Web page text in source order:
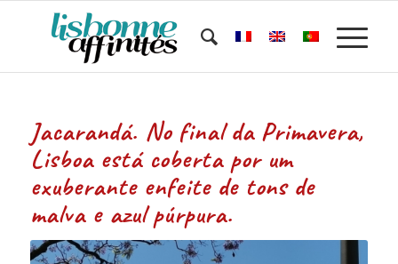
Jacarandá. No final da Primavera,
Lisboa está coberta por um
exuberante enfeite de tons de
malva e azul púrpura.